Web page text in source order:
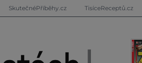
SkutečnéPříběhy.cz TisíceReceptů.cz